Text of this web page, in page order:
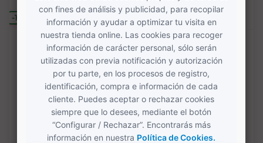
-10% SOLO ONLINE
Paella de acero pulido
de 55 cm El Cid
(8)
22,17 € 19,95 €
COMPRAR
-10% SOLO ONLINE
Paella de acero pulido
de 60 cm El Cid
26,10 € 23,49 €
COMPRAR